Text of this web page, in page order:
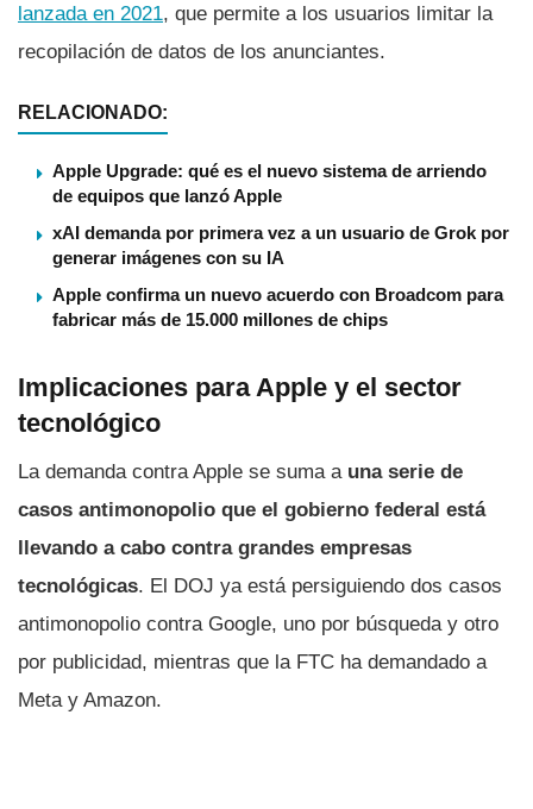
lanzada en 2021, que permite a los usuarios limitar la
recopilación de datos de los anunciantes.
RELACIONADO:
Apple Upgrade: qué es el nuevo sistema de arriendo
de equipos que lanzó Apple
xAI demanda por primera vez a un usuario de Grok por
generar imágenes con su IA
Apple confirma un nuevo acuerdo con Broadcom para
fabricar más de 15.000 millones de chips
Implicaciones para Apple y el sector
tecnológico
La demanda contra Apple se suma a una serie de
casos antimonopolio que el gobierno federal está
llevando a cabo contra grandes empresas
tecnológicas. El DOJ ya está persiguiendo dos casos
antimonopolio contra Google, uno por búsqueda y otro
por publicidad, mientras que la FTC ha demandado a
Meta y Amazon.